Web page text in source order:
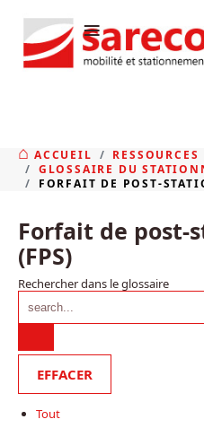
≡
ACCUEIL
RESSOURCES
GLOSSAIRE DU
FORFAIT DE POST-
Forfait de post-
(FPS)
Rechercher dans le glossaire
Tout